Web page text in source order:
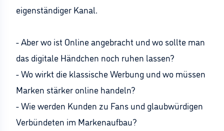
eigenständiger Kanal.
- Aber wo ist Online angebracht und wo sollte man
das digitale Händchen noch ruhen lassen?
- Wo wirkt die klassische Werbung und wo müssen
Marken stärker online handeln?
- Wie werden Kunden zu Fans und glaubwürdigen
Verbündeten im Markenaufbau?